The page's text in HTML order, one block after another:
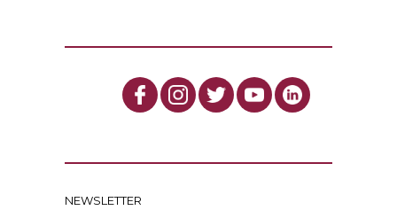
NEWSLETTER